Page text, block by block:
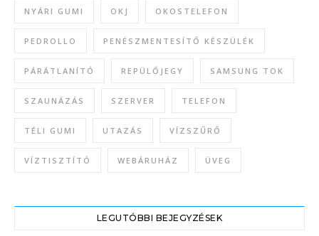
NYÁRI GUMI OKJ OKOSTELEFON
PEDROLLO PENÉSZMENTESÍTŐ KÉSZÜLÉK
PÁRÁTLANÍTÓ REPÜLŐJEGY SAMSUNG TOK
SZAUNÁZÁS SZERVER TELEFON
TÉLI GUMI UTAZÁS VÍZSZŰRŐ
VÍZTISZTÍTÓ WEBÁRUHÁZ ÜVEG
LEGUTÓBBI BEJEGYZÉSEK